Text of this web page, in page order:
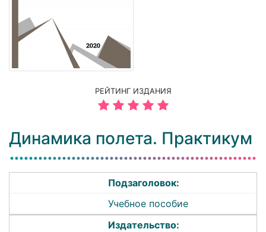
РЕЙТИНГ ИЗДАНИЯ
Динамика полета. Практикум
Подзаголовок:
Учебное пособие
Издательство: